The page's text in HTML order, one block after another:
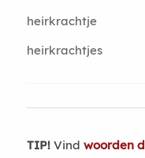
heirkrachtje
heirkrachtjes
TIP!Vind woorden